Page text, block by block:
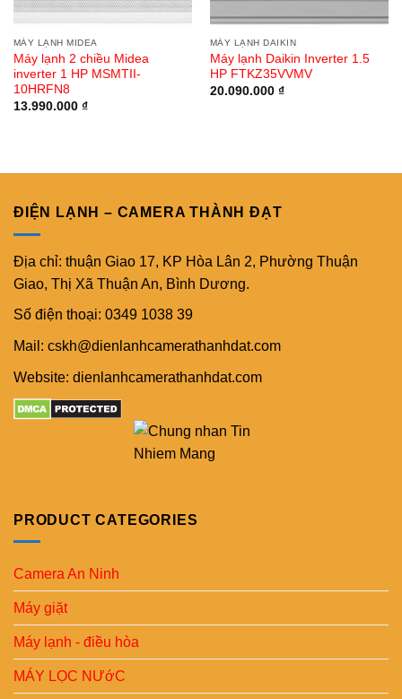
MÁY LẠNH MIDEA
Máy lạnh 2 chiều Midea
inverter 1 HP MSMTII-
10HRFN8
13.990.000 ₫
MÁY LẠNH DAIKIN
Máy lạnh Daikin Inverter 1.5
HP FTKZ35VVMV
20.090.000 ₫
ĐIỆN LẠNH – CAMERA THÀNH ĐẠT
Địa chỉ: thuận Giao 17, KP Hòa Lân 2, Phường Thuận
Giao, Thị Xã Thuận An, Bình Dương.
Số điện thoại: 0349 1038 39
Mail: cskh@dienlanhcamerathanhdat.com
Website: dienlanhcamerathanhdat.com
PRODUCT CATEGORIES
Camera An Ninh
Máy giặt
Máy lạnh - điều hòa
MÁY LỌC NƯớC